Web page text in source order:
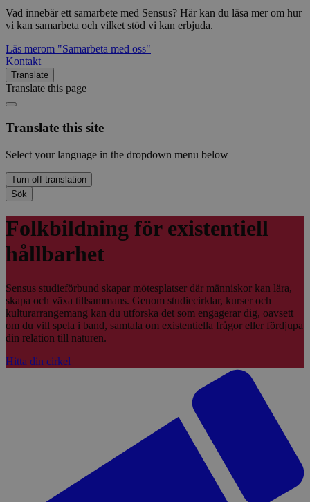
Vad innebär ett samarbete med Sensus? Här kan du läsa mer om hur
vi kan samarbeta och vilket stöd vi kan erbjuda.
Läs merom "Samarbeta med oss"
Kontakt
Translate
Translate this page
Translate this site
Select your language in the dropdown menu below
Turn off translation
Sök
Folkbildning för existentiell
hållbarhet
Sensus studieförbund skapar mötesplatser där människor kan lära,
skapa och växa tillsammans. Genom studiecirklar, kurser och
kulturarrangemang kan du utforska det som engagerar dig, oavsett
om du vill spela i band, samtala om existentiella frågor eller fördjupa
din relation till naturen.
Hitta din cirkel